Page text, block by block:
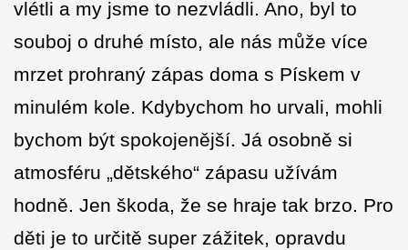
vlétli a my jsme to nezvládli. Ano, byl to
souboj o druhé místo, ale nás může více
mrzet prohraný zápas doma s Pískem v
minulém kole. Kdybychom ho urvali, mohli
bychom být spokojenější. Já osobně si
atmosféru „dětského“ zápasu užívám
hodně. Jen škoda, že se hraje tak brzo. Pro
děti je to určitě super zážitek, opravdu